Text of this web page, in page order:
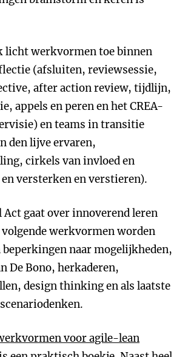
licht werkvormen toe binnen
(afsluiten, reviewsessie,
after action review, tijdlijn,
appels en peren en het CREA-
en teams in transitie
den lijve ervaren,
cirkels van invloed en
versterken en verstieren).
Act gaat over innoverend leren
werkvormen worden
beperkingen naar mogelijkheden,
De Bono, herkaderen,
design thinking en als laatste
voor agile-lean